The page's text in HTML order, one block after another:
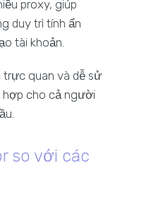
proxy, giúp
duy trì tính ẩn
tài khoản.
trực quan và dễ sử
hợp cho cả người
so với các